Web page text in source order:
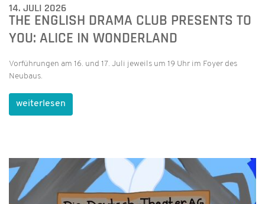
14. JULI 2026
THE ENGLISH DRAMA CLUB PRESENTS TO
YOU: ALICE IN WONDERLAND
Vorführungen am 16. und 17. Juli jeweils um 19 Uhr im Foyer des
Neubaus.
weiterlesen